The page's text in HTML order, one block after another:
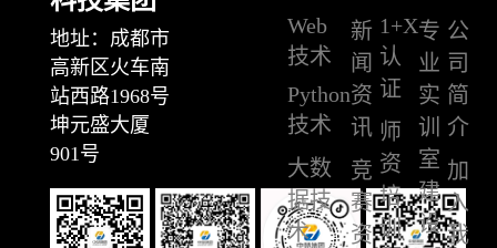
地址：成都市
高新区火车南
站西路1968号
坤元盛大厦
901号
Web
技术
Python
技术
大数
据技
术
新
闻
资
讯
竞
赛
资
1+X
认
证
师
资
培
训
专
业
实
训
室
建
设
公
司
简
介
加
入
我